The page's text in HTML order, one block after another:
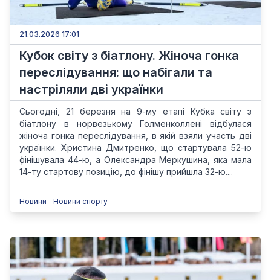
21.03.2026 17:01
Кубок світу з біатлону. Жіноча гонка
переслідування: що набігали та
настріляли дві українки
Сьогодні, 21 березня на 9-му етапі Кубка світу з
біатлону в норвезькому Голменколлені відбулася
жіноча гонка переслідування, в якій взяли участь дві
українки. Христина Дмитренко, що стартувала 52-ю
фінішувала 44-ю, а Олександра Меркушина, яка мала
14-ту стартову позицію, до фінішу прийшла 32-ю....
Новини Новини спорту